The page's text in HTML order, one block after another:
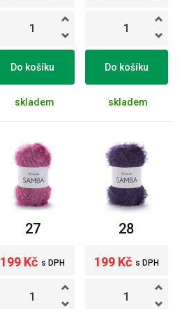
Do košíku
skladem
Do košíku
skladem
27
199 Kč s DPH
28
199 Kč s DPH